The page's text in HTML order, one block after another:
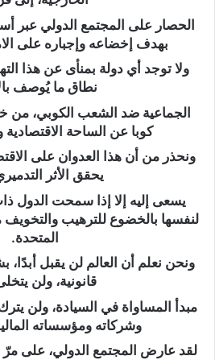
الحصار على المجتمع الدولي عبر
بهدف إخضاعه وإجباره على
ولا توجد أي دولة بمنأى عن هذا
نطاق ما يُوصف
الجماعية ضد الشعب الكوبي، من
كوبا عن الساحة الاقتصادية
ونحذر من أن هذا العدوان على
يحقق الأثر
يسعى إليه إلا إذا سمحت الدول
لنفسها بالخضوع للترهيب
المتحدة.
ونحن نعلم أن العالم لن يقبل
قانونية، ولن
مبدأ المساواة في السيادة، ولن
وشركاته ومؤسساته
لقد عارض المجتمع الدولي، على مرّ